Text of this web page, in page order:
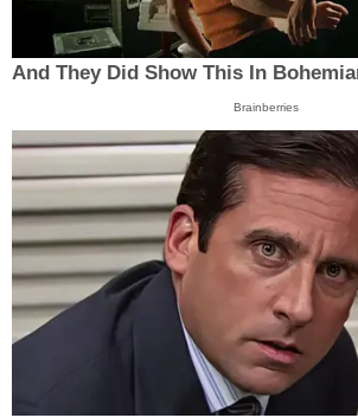
And They Did Show This In
Brainberries